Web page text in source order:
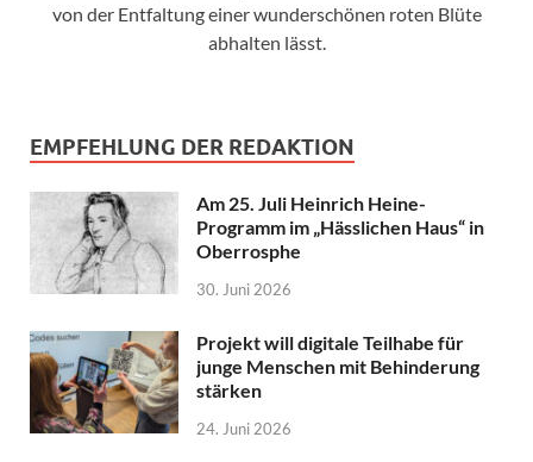
von der Entfaltung einer wunderschönen roten Blüte
abhalten lässt.
EMPFEHLUNG DER REDAKTION
Am 25. Juli Heinrich Heine-
Programm im „Hässlichen Haus“ in
Oberrosphe
30. Juni 2026
Projekt will digitale Teilhabe für
junge Menschen mit Behinderung
stärken
24. Juni 2026